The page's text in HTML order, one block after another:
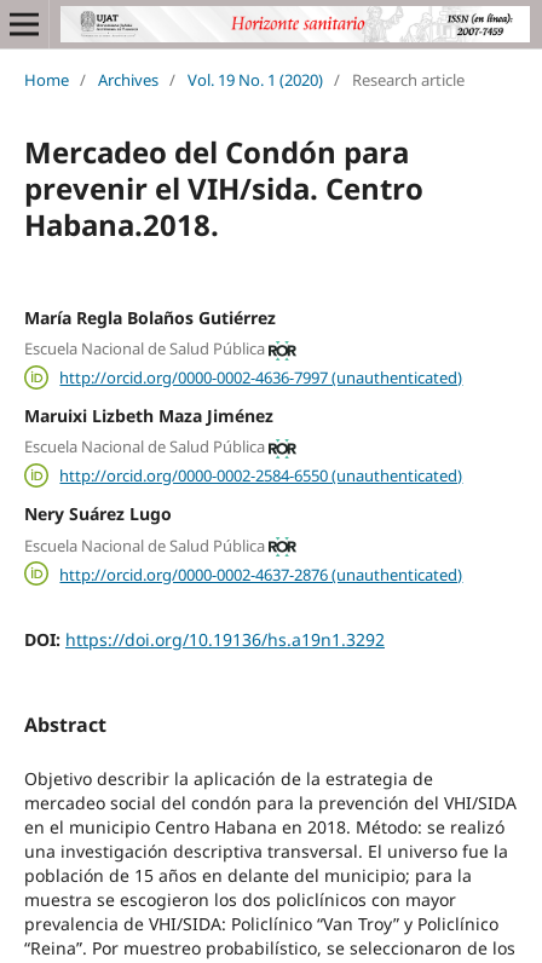
Home / Archives / Vol. 19 No. 1 (2020) / Research article
Mercadeo del Condón para
prevenir el VIH/sida. Centro
Habana.2018.
María Regla Bolaños Gutiérrez
Escuela Nacional de Salud Pública
http://orcid.org/0000-0002-4636-7997 (unauthenticated)
Maruixi Lizbeth Maza Jiménez
Escuela Nacional de Salud Pública
http://orcid.org/0000-0002-2584-6550 (unauthenticated)
Nery Suárez Lugo
Escuela Nacional de Salud Pública
http://orcid.org/0000-0002-4637-2876 (unauthenticated)
DOI: https://doi.org/10.19136/hs.a19n1.3292
Abstract
Objetivo describir la aplicación de la estrategia de
mercadeo social del condón para la prevención del VHI/SIDA
en el municipio Centro Habana en 2018. Método: se realizó
una investigación descriptiva transversal. El universo fue la
población de 15 años en delante del municipio; para la
muestra se escogieron los dos policlínicos con mayor
prevalencia de VHI/SIDA: Policlínico “Van Troy” y Policlínico
“Reina”. Por muestreo probabilístico, se seleccionaron de los